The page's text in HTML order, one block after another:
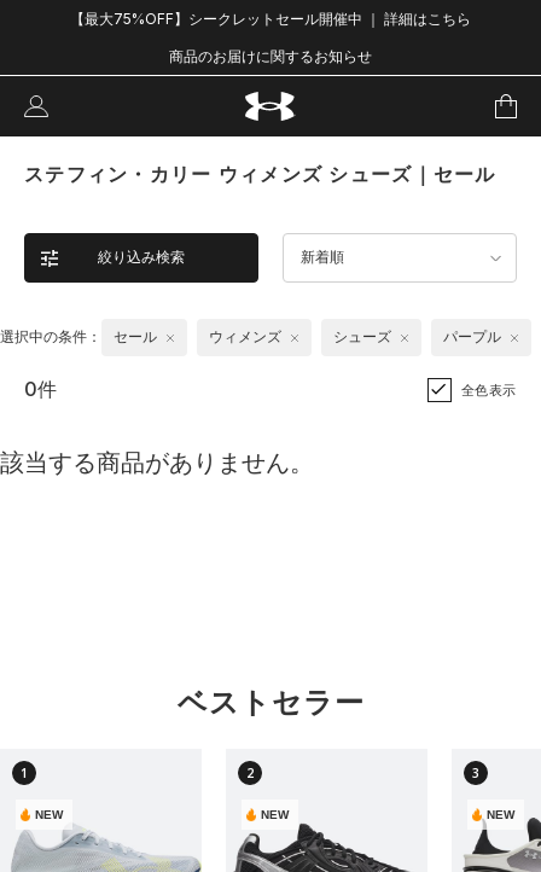
【最大75%OFF】シークレットセール開催中 ｜ 詳細はこちら
商品のお届けに関するお知らせ
ステフィン・カリー ウィメンズ シューズ｜セール
絞り込み検索 新着順
選択中の条件： セール ウィメンズ シューズ パープル
0件 全色表示
該当する商品がありません。
ベストセラー
1
NEW
2
NEW
3
NEW